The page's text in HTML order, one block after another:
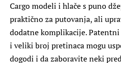
Cargo modeli i hlače s puno
praktično za putovanja, ali
dodatne komplikacije.
i veliki broj pretinaca mogu
dogodi i da zaboravite neki